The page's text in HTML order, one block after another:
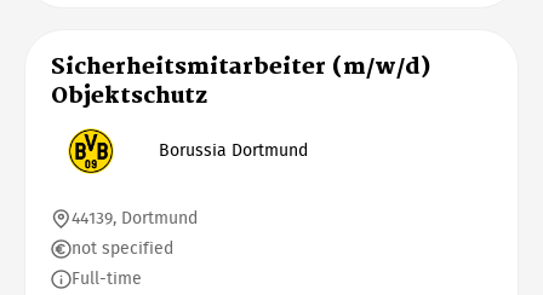
Sicherheitsmitarbeiter (m/w/d)
Objektschutz
Borussia Dortmund
44139, Dortmund
not specified
Full-time